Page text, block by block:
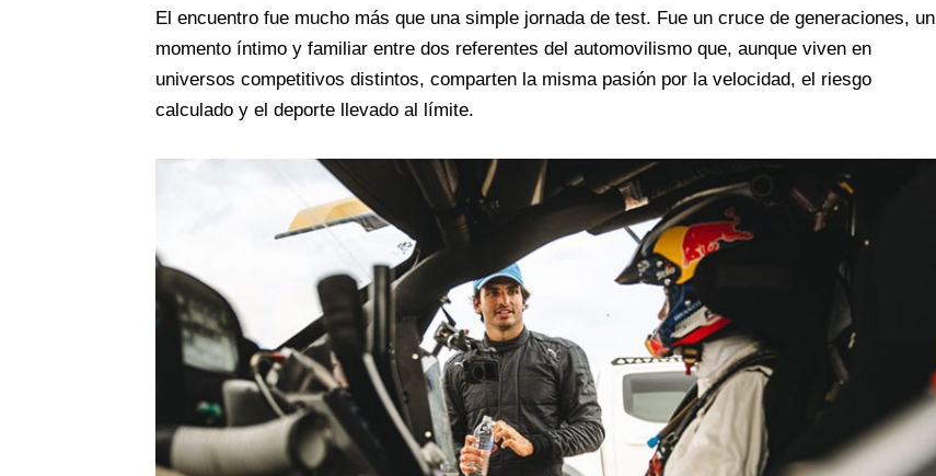
El encuentro fue mucho más que una simple jornada de test. Fue un cruce de generaciones, un
momento íntimo y familiar entre dos referentes del automovilismo que, aunque viven en
universos competitivos distintos, comparten la misma pasión por la velocidad, el riesgo
calculado y el deporte llevado al límite.